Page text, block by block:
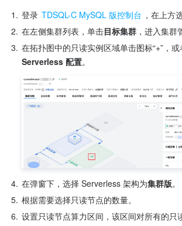
1. 登录 TDSQL-C MySQL 版控制台 ，在上方
2. 在左侧集群列表，单击目标集群 ，进入集群
3. 在拓扑图中的只读实例区域单击图标“+”，
Serverless 配置。
4. 在弹窗下，选择 Serverless 架构为集群版。
5. 根据需要选择只读节点的数量。
6. 设置只读节点算力区间，该区间对所有的只